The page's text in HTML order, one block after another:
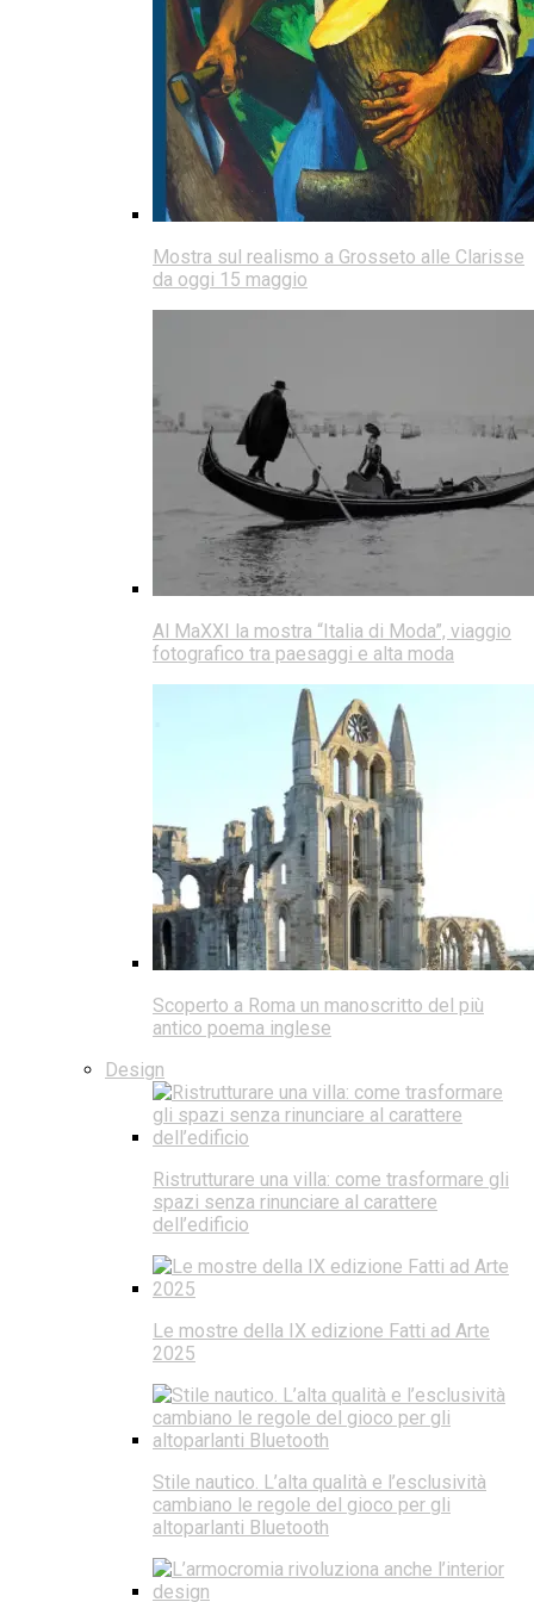
Mostra sul realismo a Grosseto alle Clarisse
da oggi 15 maggio
Al MaXXI la mostra “Italia di Moda”, viaggio
fotografico tra paesaggi e alta moda
Scoperto a Roma un manoscritto del più
antico poema inglese
Design
Ristrutturare una villa: come trasformare gli
spazi senza rinunciare al carattere
dell’edificio
Le mostre della IX edizione Fatti ad Arte
2025
Stile nautico. L’alta qualità e l’esclusività
cambiano le regole del gioco per gli
altoparlanti Bluetooth